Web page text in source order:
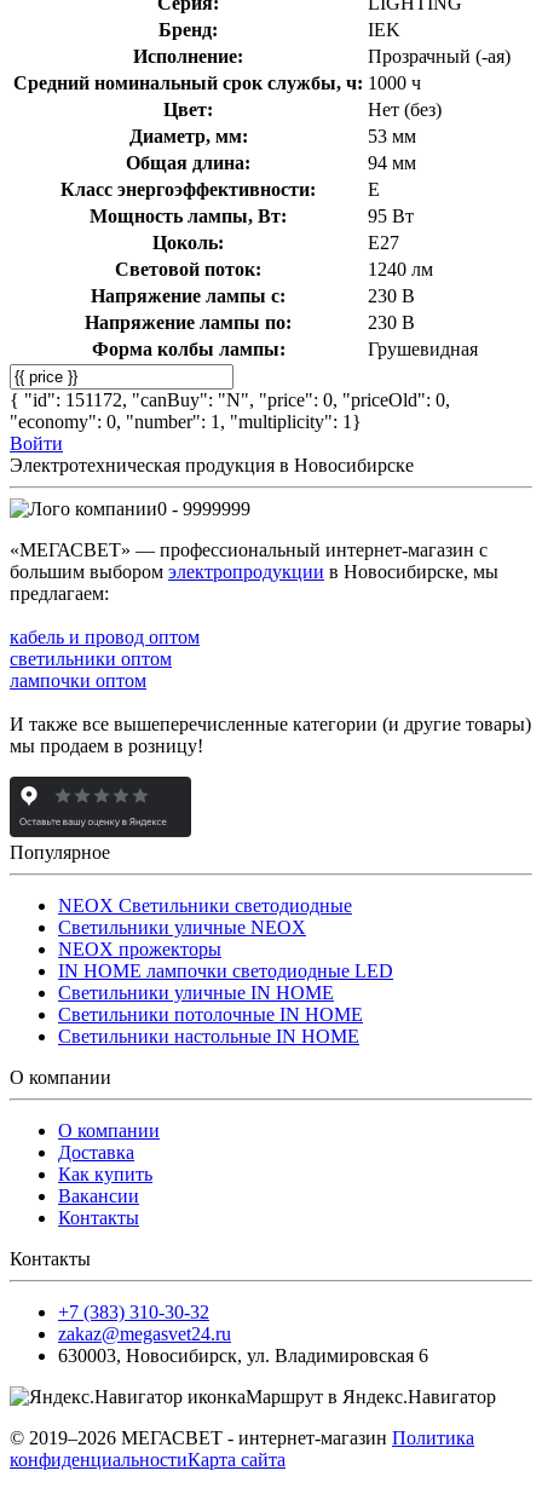
Бренд:
IEK
Исполнение:
Прозрачный (-ая)
Средний номинальный срок службы, ч: 1000 ч
Цвет:
Нет (без)
Диаметр, мм:
53 мм
Общая длина:
94 мм
Класс энергоэффективности:
E
Мощность лампы, Вт:
95 Вт
Цоколь:
E27
Световой поток:
1240 лм
Напряжение лампы с:
230 В
Напряжение лампы по:
230 В
Форма колбы лампы:
Грушевидная
{ "id": 151172, "canBuy": "N", "price": 0, "priceOld": 0,
"economy": 0, "number": 1, "multiplicity": 1}
Войти
Электротехническая продукция в Новосибирске
0 - 9999999
«МЕГАСВЕТ» — профессиональный интернет-магазин с
большим выбором электропродукции в Новосибирске, мы
предлагаем:
кабель и провод оптом
светильники оптом
лампочки оптом
И также все вышеперечисленные категории (и другие товары)
мы продаем в розницу!
Популярное
NEOX Светильники светодиодные
Светильники уличные NEOX
NEOX прожекторы
IN HOME лампочки светодиодные LED
Светильники уличные IN HOME
Светильники потолочные IN HOME
Светильники настольные IN HOME
О компании
О компании
Доставка
Как купить
Вакансии
Контакты
Контакты
+7 (383) 310-30-32
zakaz@megasvet24.ru
630003, Новосибирск, ул. Владимировская 6
Маршрут в Яндекс.Навигатор
© 2019–2026 МЕГАСВЕТ - интернет-магазин Политика
конфиденциальностиКарта сайта